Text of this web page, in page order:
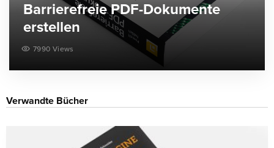
Barrierefreie PDF-Dokumente
erstellen
7990 Views
Verwandte Bücher